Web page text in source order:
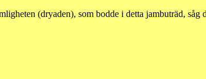
(dryaden), som bodde i detta jambuträd,